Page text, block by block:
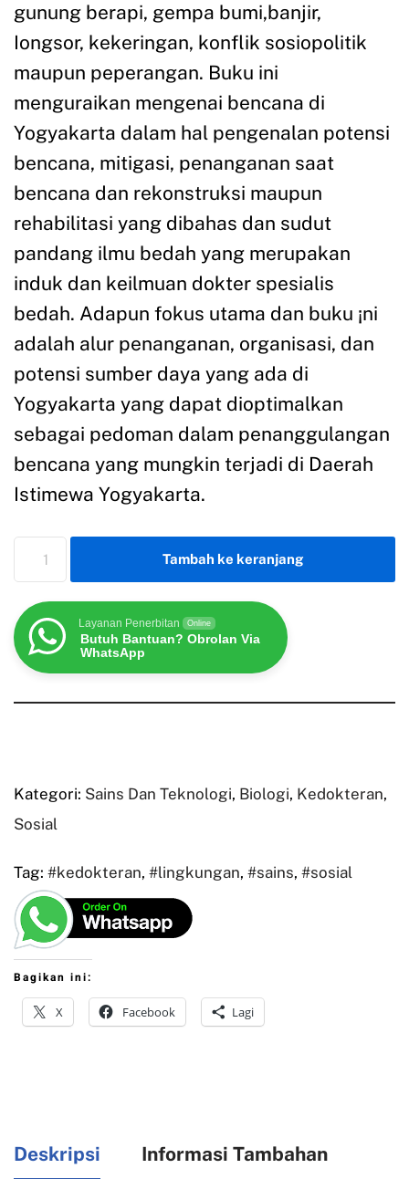
gunung berapi, gempa bumi,banjir,
Iongsor, kekeringan, konflik sosiopolitik
maupun peperangan. Buku ini
menguraikan mengenai bencana di
Yogyakarta dalam hal pengenalan potensi
bencana, mitigasi, penanganan saat
bencana dan rekonstruksi maupun
rehabilitasi yang dibahas dan sudut
pandang ilmu bedah yang merupakan
induk dan keilmuan dokter spesialis
bedah. Adapun fokus utama dan buku ¡ni
adalah alur penanganan, organisasi, dan
potensi sumber daya yang ada di
Yogyakarta yang dapat dioptimalkan
sebagai pedoman dalam penanggulangan
bencana yang mungkin terjadi di Daerah
Istimewa Yogyakarta.
Tambah ke keranjang
Layanan Penerbitan Online
Butuh Bantuan? Obrolan Via
WhatsApp
Kategori: Sains Dan Teknologi, Biologi, Kedokteran,
Sosial
Tag: #kedokteran, #lingkungan, #sains, #sosial
Bagikan ini:
X Facebook Lagi
Deskripsi Informasi Tambahan